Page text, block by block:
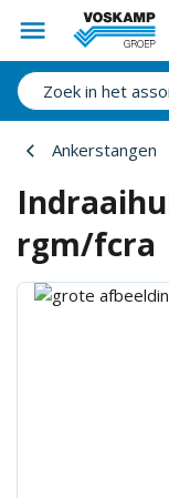
Ankerstangen
rgm/fcra